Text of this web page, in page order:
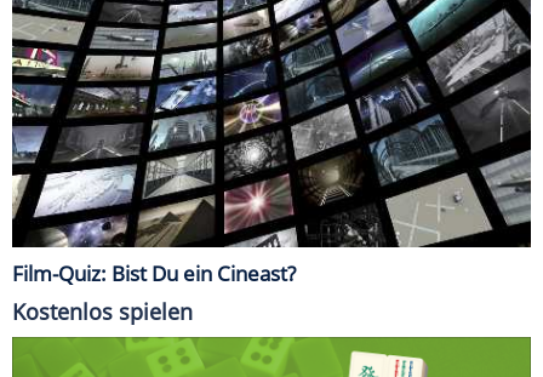
Film-Quiz: Bist Du ein Cineast?
Kostenlos spielen